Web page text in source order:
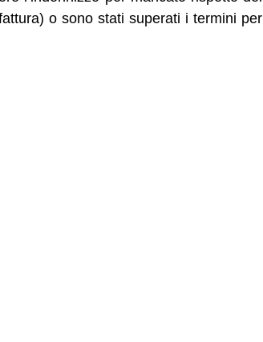
o sono stati superati i termini per